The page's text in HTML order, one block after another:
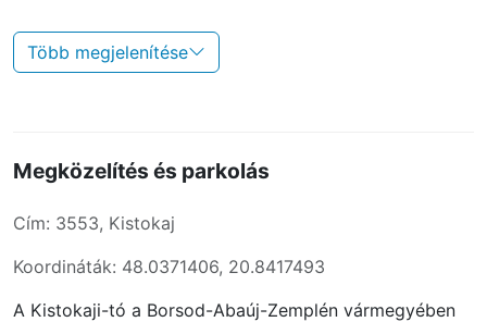
Több megjelenítése
Megközelítés és parkolás
Cím: 3553, Kistokaj
Koordináták: 48.0371406, 20.8417493
A Kistokaji-tó a Borsod-Abaúj-Zemplén vármegyében